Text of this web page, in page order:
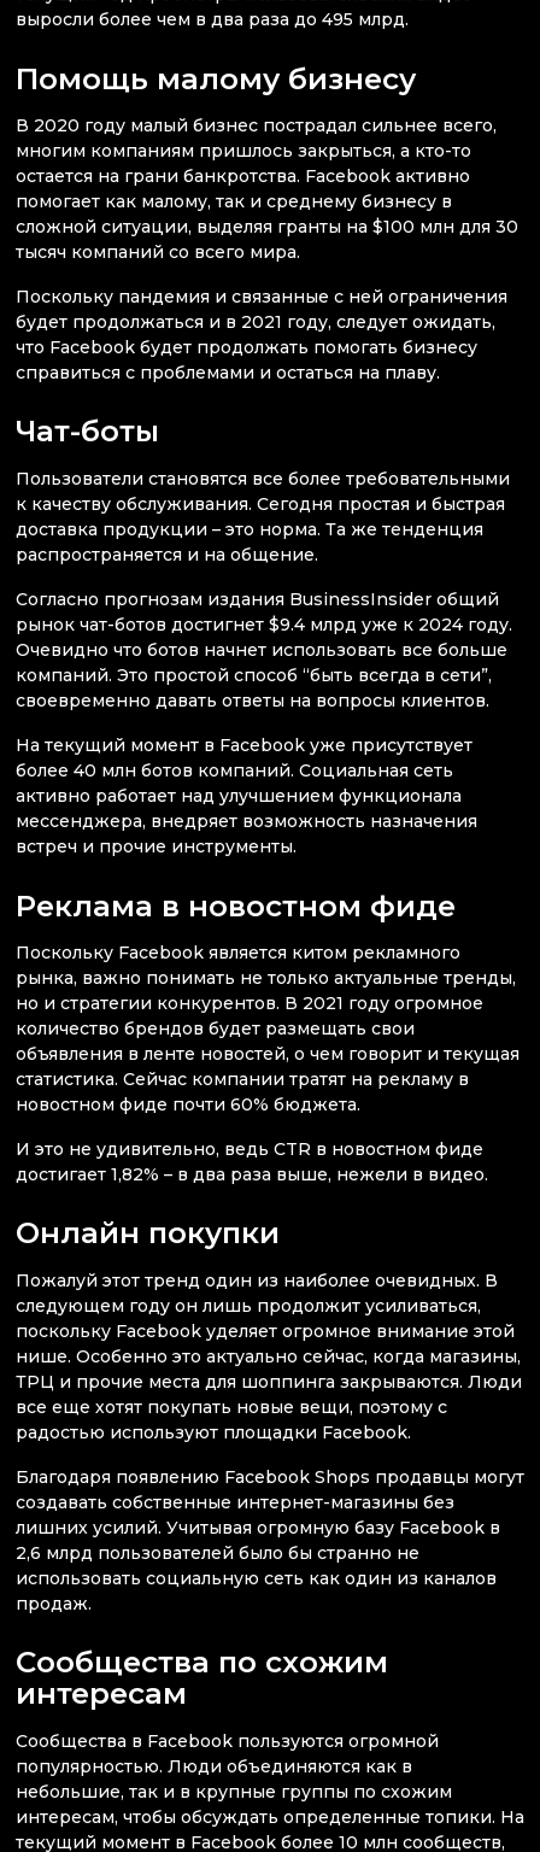
выросли более чем в два раза до 495 млрд.
Помощь малому бизнесу
В 2020 году малый бизнес пострадал сильнее всего,
многим компаниям пришлось закрыться, а кто-то
остается на грани банкротства. Facebook активно
помогает как малому, так и среднему бизнесу в
сложной ситуации, выделяя гранты на $100 млн для 30
тысяч компаний со всего мира.
Поскольку пандемия и связанные с ней ограничения
будет продолжаться и в 2021 году, следует ожидать,
что Facebook будет продолжать помогать бизнесу
справиться с проблемами и остаться на плаву.
Чат-боты
Пользователи становятся все более требовательными
к качеству обслуживания. Сегодня простая и быстрая
доставка продукции – это норма. Та же тенденция
распространяется и на общение.
Согласно прогнозам издания BusinessInsider общий
рынок чат-ботов достигнет $9.4 млрд уже к 2024 году.
Очевидно что ботов начнет использовать все больше
компаний. Это простой способ “быть всегда в сети”,
своевременно давать ответы на вопросы клиентов.
На текущий момент в Facebook уже присутствует
более 40 млн ботов компаний. Социальная сеть
активно работает над улучшением функционала
мессенджера, внедряет возможность назначения
встреч и прочие инструменты.
Реклама в новостном фиде
Поскольку Facebook является китом рекламного
рынка, важно понимать не только актуальные тренды,
но и стратегии конкурентов. В 2021 году огромное
количество брендов будет размещать свои
объявления в ленте новостей, о чем говорит и текущая
статистика. Сейчас компании тратят на рекламу в
новостном фиде почти 60% бюджета.
И это не удивительно, ведь CTR в новостном фиде
достигает 1,82% – в два раза выше, нежели в видео.
Онлайн покупки
Пожалуй этот тренд один из наиболее очевидных. В
следующем году он лишь продолжит усиливаться,
поскольку Facebook уделяет огромное внимание этой
нише. Особенно это актуально сейчас, когда магазины,
ТРЦ и прочие места для шоппинга закрываются. Люди
все еще хотят покупать новые вещи, поэтому с
радостью используют площадки Facebook.
Благодаря появлению Facebook Shops продавцы могут
создавать собственные интернет-магазины без
лишних усилий. Учитывая огромную базу Facebook в
2,6 млрд пользователей было бы странно не
использовать социальную сеть как один из каналов
продаж.
Сообщества по схожим
интересам
Сообщества в Facebook пользуются огромной
популярностью. Люди объединяются как в
небольшие, так и в крупные группы по схожим
интересам, чтобы обсуждать определенные топики. На
текущий момент в Facebook более 10 млн сообществ,